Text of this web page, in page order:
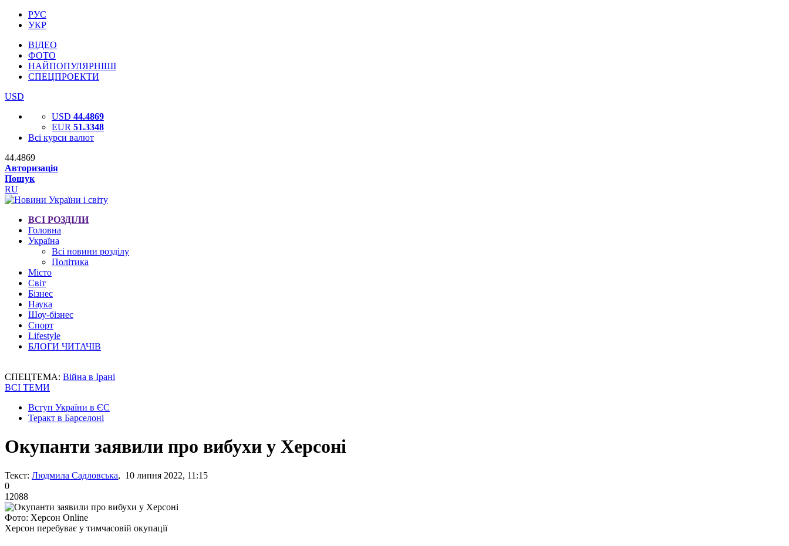
РУС
УКР
ВІДЕО
ФОТО
НАЙПОПУЛЯРНІШІ
СПЕЦПРОЕКТИ
USD
USD 44.4869
EUR 51.3348
Всі курси валют
44.4869
Авторизація
Пошук
RU
ВСІ РОЗДІЛИ
Головна
Україна
Всі новини розділу
Політика
Місто
Світ
Бізнес
Наука
Шоу-бізнес
Спорт
Lifestyle
БЛОГИ ЧИТАЧІВ
СПЕЦТЕМА: Війна в Ірані
ВСІ ТЕМИ
Вступ України в ЄС
Теракт в Барселоні
Окупанти заявили про вибухи у Херсоні
Текст: Людмила Садловська, 10 липня 2022, 11:15
0
12088
Фото: Херсон Online
Херсон перебуває у тимчасовій окупації